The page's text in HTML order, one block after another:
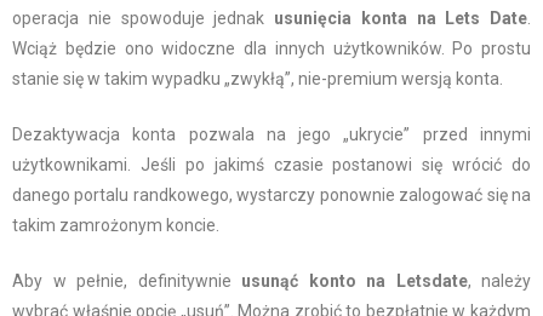
operacja nie spowoduje jednak usunięcia konta na Lets Date
Wciąż będzie ono widoczne dla innych użytkowników. Po prostu
stanie się w takim wypadku „zwykłą”, nie-premium wersją konta.
Dezaktywacja konta pozwala na jego „ukrycie” przed innymi
użytkownikami. Jeśli po jakimś czasie postanowi się wrócić do
danego portalu randkowego, wystarczy ponownie zalogować się na
takim zamrożonym koncie.
Aby w pełnie, definitywnie usunąć konto na Letsdate, należy
wybrać właśnie opcję „usuń”. Można zrobić to bezpłatnie w każdym